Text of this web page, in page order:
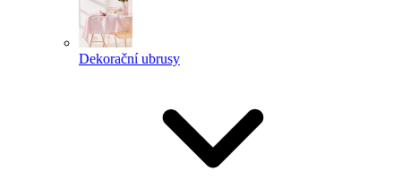
Dekorační ubrusy